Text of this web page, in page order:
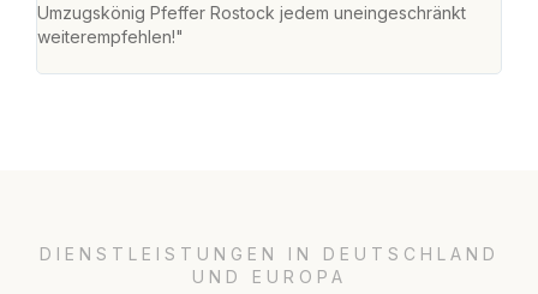
Umzugskönig Pfeffer Rostock jedem uneingeschränkt
weiterempfehlen!"
DIENSTLEISTUNGEN IN DEUTSCHLAND
UND EUROPA